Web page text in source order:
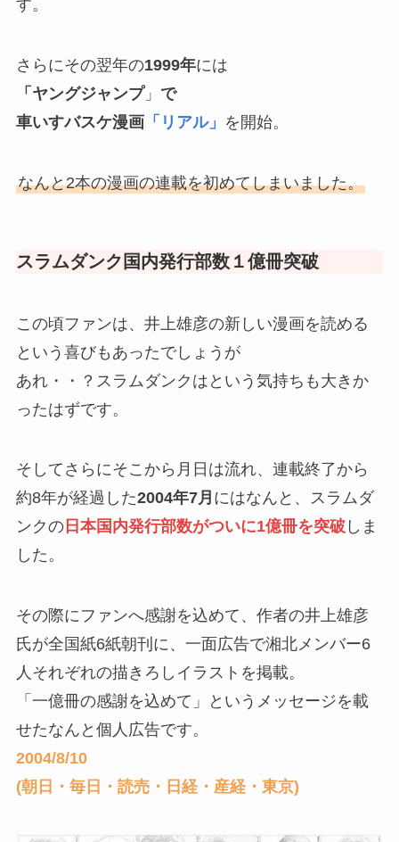
す。
さらにその翌年の1999年には
「ヤングジャンプ」 で
車いすバスケ漫画「リアル」 を開始。
なんと2本の漫画の連載を初めてしまいました。
スラムダンク国内発行部数１億冊突破
この頃ファンは、井上雄彦の新しい漫画を読める
という喜びもあったでしょうが
あれ・・？スラムダンクはという気持ちも大きか
ったはずです。
そしてさらにそこから月日は流れ、連載終了から
約8年が経過した2004年7月 にはなんと、スラムダ
ンクの日本国内発行部数がついに1億冊を突破しま
した。
その際にファンへ感謝を込めて、作者の井上雄彦
氏が全国紙6紙朝刊に、一面広告で湘北メンバー6
人それぞれの描きろしイラストを掲載。
「一億冊の感謝を込めて」というメッセージを載
せたなんと個人広告です。
2004/8/10
(朝日・毎日・読売・日経・産経・東京)